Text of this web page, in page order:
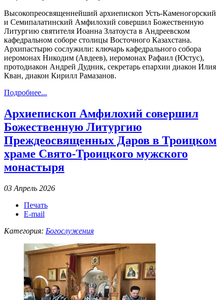
Высокопреосвященнейший архиепископ Усть-Каменогорский
и Семипалатинский Амфилохий совершил Божественную
Литургию святителя Иоанна Златоуста в Андреевском
кафедральном соборе столицы Восточного Казахстана.
Архипастырю сослужили: ключарь кафедрального собора
иеромонах Никодим (Авдеев), иеромонах Рафаил (Юстус),
протодиакон Андрей Дудник, секретарь епархии диакон Илия
Кван, диакон Кирилл Рамазанов.
Подробнее...
Архиепископ Амфилохий совершил
Божественную Литургию
Преждеосвященных Даров в Троицком
храме Свято-Троицкого мужского
монастыря
03 Апрель 2026
Печать
E-mail
Категория: Богослужения